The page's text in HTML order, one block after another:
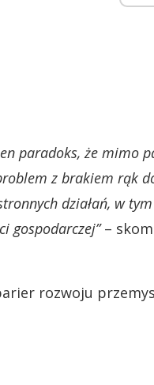
paradoks, że mimo
z brakiem rąk
działań, w
gospodarczej”–
rozwoju